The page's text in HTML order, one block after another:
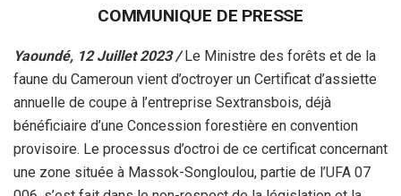
COMMUNIQUE DE PRESSE
Yaoundé, 12 Juillet 2023 / Le Ministre des forêts et de la
faune du Cameroun vient d’octroyer un Certificat d’assiette
annuelle de coupe à l’entreprise Sextransbois, déjà
bénéficiaire d’une Concession forestière en convention
provisoire. Le processus d’octroi de ce certificat concernant
une zone située à Massok-Songloulou, partie de l’UFA 07